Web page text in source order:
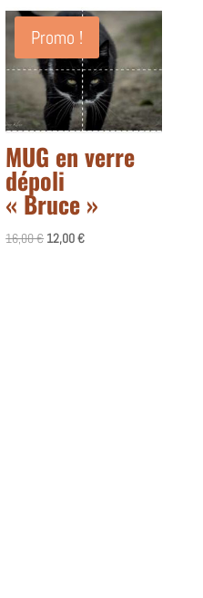
Promo !
MUG en verre
dépoli
« Bruce »
16,00€ Le
12,00€Le